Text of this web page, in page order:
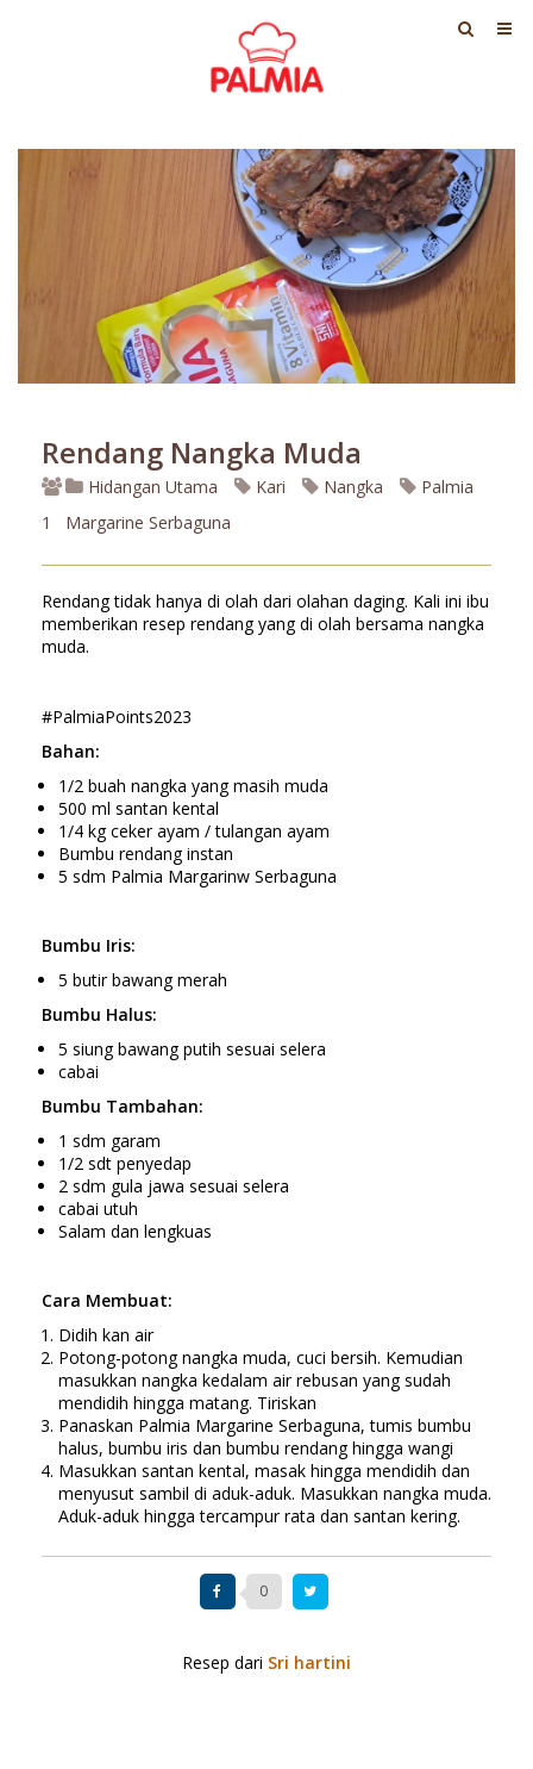
Rendang Nangka Muda
1
Hidangan Utama Kari Nangka
Palmia
Margarine Serbaguna
Rendang tidak hanya di olah dari olahan daging. Kali ini ibu
memberikan resep rendang yang di olah bersama nangka
muda.
#PalmiaPoints2023
Bahan:
1/2 buah nangka yang masih muda
500 ml santan kental
1/4 kg ceker ayam / tulangan ayam
Bumbu rendang instan
5 sdm Palmia Margarinw Serbaguna
Bumbu Iris:
5 butir bawang merah
Bumbu Halus:
5 siung bawang putih sesuai selera
cabai
Bumbu Tambahan:
1 sdm garam
1/2 sdt penyedap
2 sdm gula jawa sesuai selera
cabai utuh
Salam dan lengkuas
Cara Membuat:
Didih kan air
Potong-potong nangka muda, cuci bersih. Kemudian
masukkan nangka kedalam air rebusan yang sudah
mendidih hingga matang. Tiriskan
Panaskan Palmia Margarine Serbaguna, tumis bumbu
halus, bumbu iris dan bumbu rendang hingga wangi
Masukkan santan kental, masak hingga mendidih dan
menyusut sambil di aduk-aduk. Masukkan nangka muda.
Aduk-aduk hingga tercampur rata dan santan kering.
0
Resep dari Sri hartini